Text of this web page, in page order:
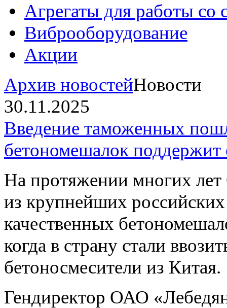
Агрегаты для работы со
Виброоборудование
Акции
Архив новостейНовости
30.11.2025
Введение таможенных
бетономешалок поддержит
На протяжении многих
из крупнейших
качественных
когда в страну стали
бетоносмесители из Китая.
Гендиректор ОАО